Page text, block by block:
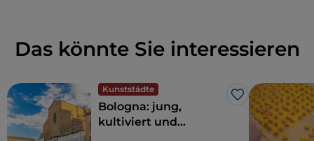
Das könnte Sie interessieren
Kunststädte
Like
Bologna: jung,
kultiviert und